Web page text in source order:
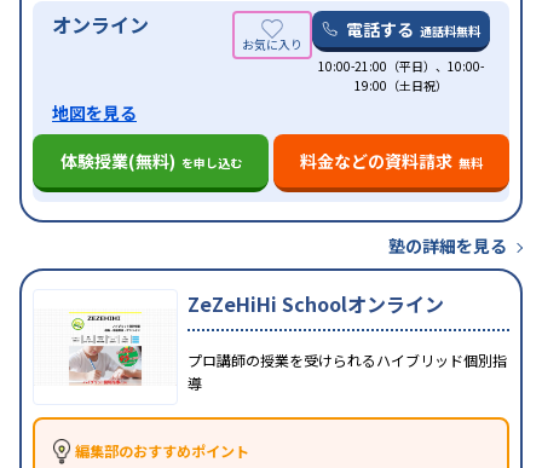
オンライン 電話する 通話料無料
10:00-21:00（平日）、10:00-
19:00（土日祝）
地図を見る
体験授業(無料) を申し込む 料金などの資料請求 無料
塾の詳細を見る
ZeZeHiHi Schoolオンライン
プロ講師の授業を受けられるハイブリッド個別指
導
編集部のおすすめポイント